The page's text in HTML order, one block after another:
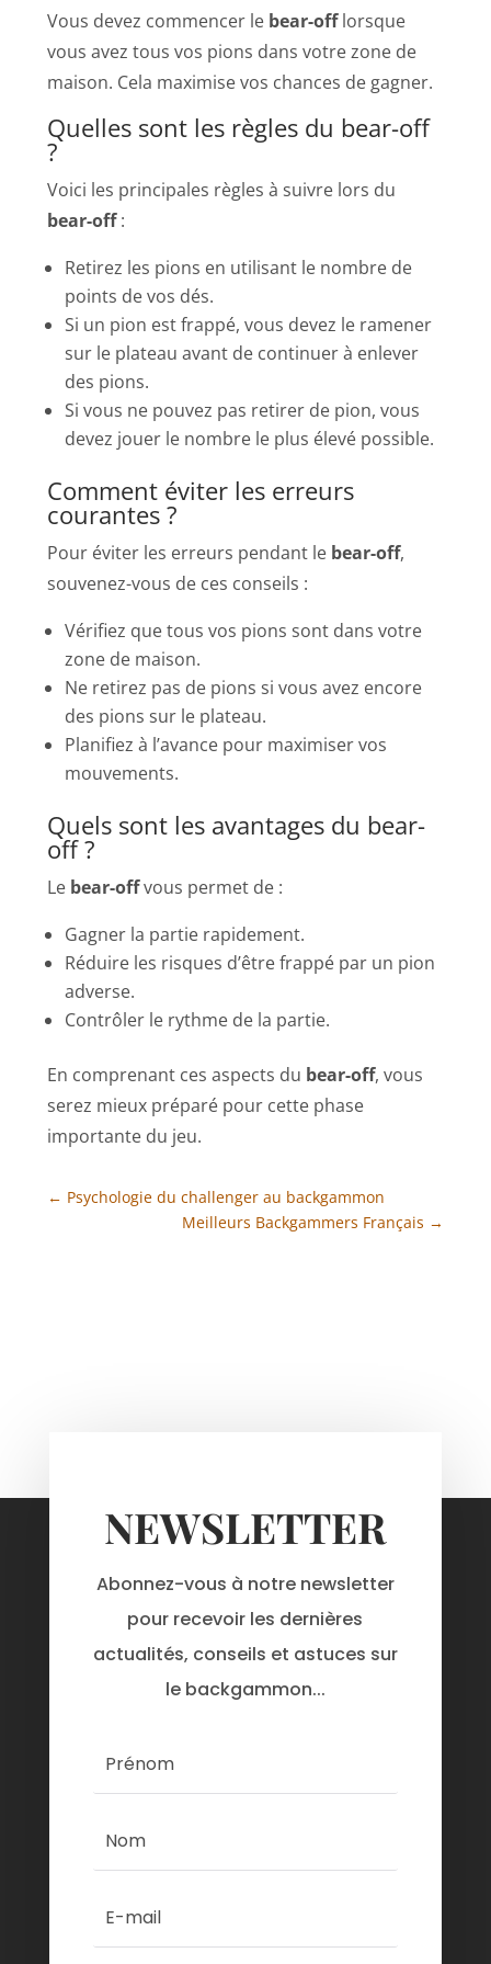
Vous devez commencer le bear-offlorsque
vous avez tous vos pions dans votre zone de
maison. Cela maximise vos chances de gagner.
Quelles sont les règles du bear-off
?
Voici les principales règles à suivre lors du
bear-off:
Retirez les pions en utilisant le nombre de
points de vos dés.
Si un pion est frappé, vous devez le ramener
sur le plateau avant de continuer à enlever
des pions.
Si vous ne pouvez pas retirer de pion, vous
devez jouer le nombre le plus élevé possible.
Comment éviter les erreurs
courantes ?
Pour éviter les erreurs pendant le bear-off,
souvenez-vous de ces conseils :
Vérifiez que tous vos pions sont dans votre
zone de maison.
Ne retirez pas de pions si vous avez encore
des pions sur le plateau.
Planifiez à l’avance pour maximiser vos
mouvements.
Quels sont les avantages du bear-
off ?
Le bear-offvous permet de :
Gagner la partie rapidement.
Réduire les risques d’être frappé par un pion
adverse.
Contrôler le rythme de la partie.
En comprenant ces aspects du bear-off, vous
serez mieux préparé pour cette phase
importante du jeu.
← Psychologie du challenger au backgammon
Meilleurs Backgammers Français →
NEWSLETTER
Abonnez-vous à notre newsletter
pour recevoir les dernières
actualités, conseils et astuces sur
le backgammon...